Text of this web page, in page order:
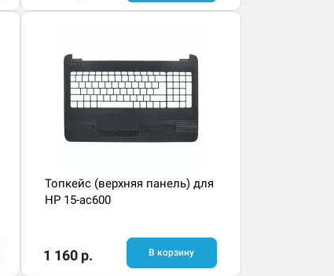
Топкейс (верхняя панель) для
HP 15-ac600
1 160 р. В корзину